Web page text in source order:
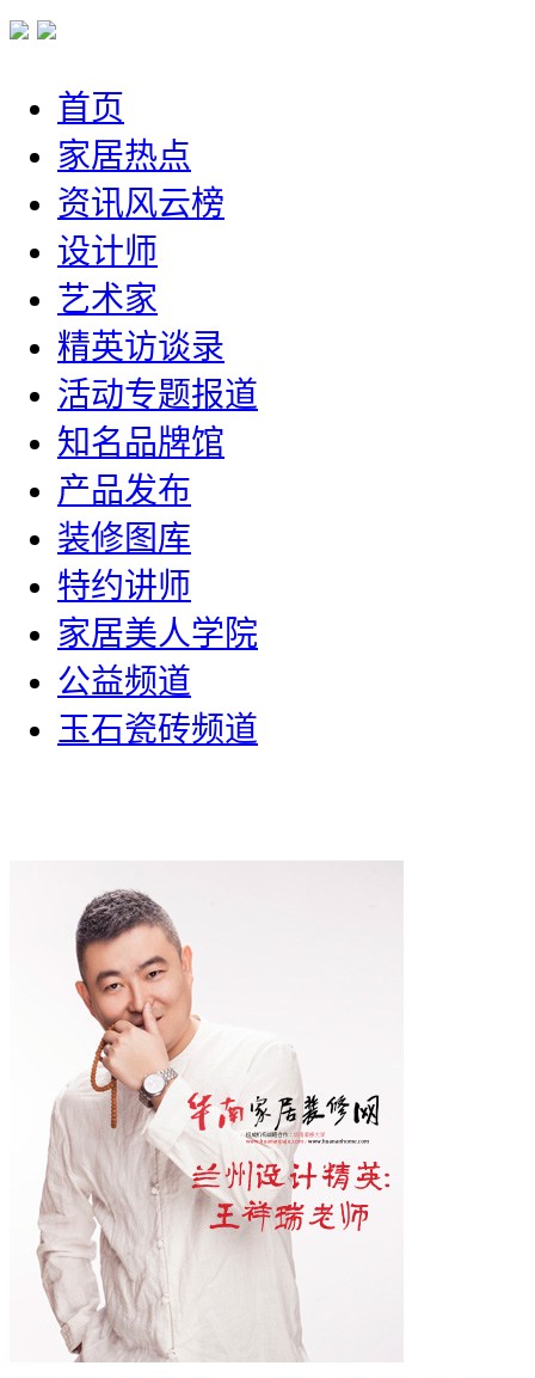
首页
家居热点
资讯风云榜
设计师
艺术家
精英访谈录
活动专题报道
知名品牌馆
产品发布
装修图库
特约讲师
家居美人学院
公益频道
玉石瓷砖频道